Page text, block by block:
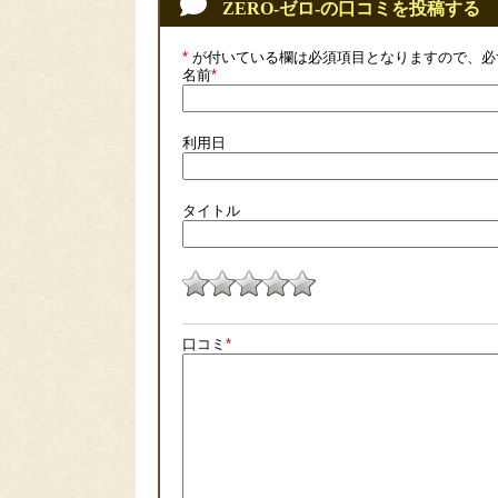
ZERO-ゼロ-の口コミを投稿する
* が付いている欄は必須項目となりますので、必
名前*
利用日
タイトル
口コミ *